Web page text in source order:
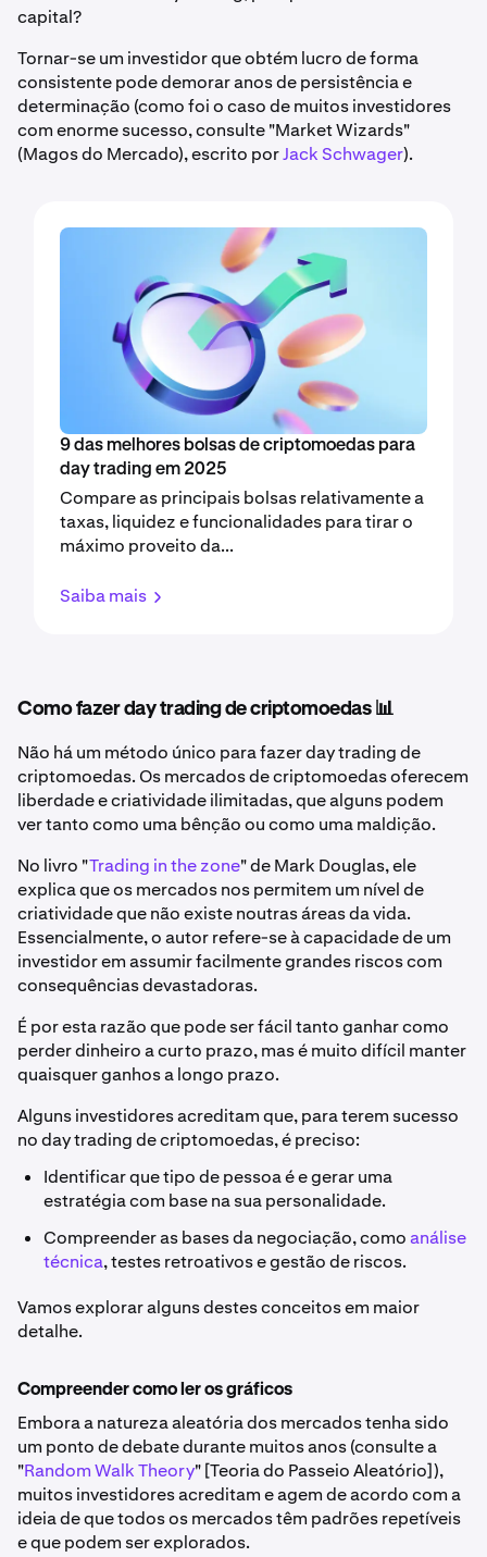
capital?
Tornar-se um investidor que obtém lucro de forma
consistente pode demorar anos de persistência e
determinação (como foi o caso de muitos investidores
com enorme sucesso, consulte "Market Wizards"
(Magos do Mercado), escrito porJack Schwager).
9 das melhores bolsas de criptomoedas para
day trading em 2025
Compare as principais bolsas relativamente a
taxas, liquidez e funcionalidades para tirar o
máximo proveito da...
Saiba mais
Como fazer day trading de criptomoedas 📊
Não há um método único para fazer day trading de
criptomoedas. Os mercados de criptomoedas oferecem
liberdade e criatividade ilimitadas, que alguns podem
ver tanto como uma bênção ou como uma maldição.
No livro "Trading in the zone" de Mark Douglas, ele
explica que os mercados nos permitem um nível de
criatividade que não existe noutras áreas da vida.
Essencialmente, o autor refere-se à capacidade de um
investidor em assumir facilmente grandes riscos com
consequências devastadoras.
É por esta razão que pode ser fácil tanto ganhar como
perder dinheiro a curto prazo, mas é muito difícil manter
quaisquer ganhos a longo prazo.
Alguns investidores acreditam que, para terem sucesso
no day trading de criptomoedas, é preciso:
Identificar que tipo de pessoa é e gerar uma
estratégia com base na sua personalidade.
Compreender as bases da negociação, comoanálise
técnica, testes retroativos e gestão de riscos.
Vamos explorar alguns destes conceitos em maior
detalhe.
Compreender como ler os gráficos
Embora a natureza aleatória dos mercados tenha sido
um ponto de debate durante muitos anos (consulte a
"Random Walk Theory" [Teoria do Passeio Aleatório]),
muitos investidores acreditam e agem de acordo com a
ideia de que todos os mercados têm padrões repetíveis
e que podem ser explorados.